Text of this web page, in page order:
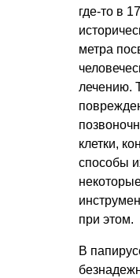
где-то в
метра
лечению.
клетки,
способы
при этом.
В